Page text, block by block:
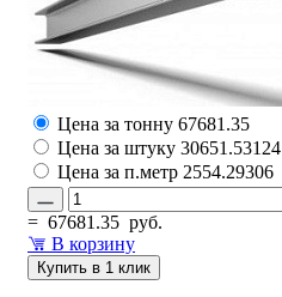
Цена за тонну 67681.35
Цена за штуку 30651.53124
Цена за п.метр 2554.29306
= 67681.35 руб.
В корзину
Купить в 1 клик